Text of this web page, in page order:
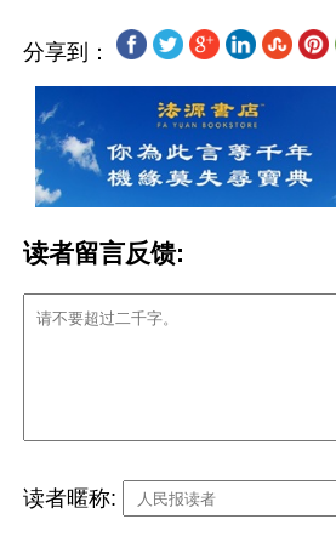
分享到：
读者留言反馈:
读者暱称: